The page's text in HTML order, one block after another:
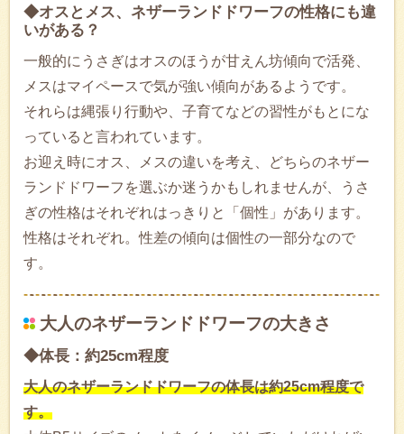
◆オスとメス、ネザーランドドワーフの性格にも違
いがある？
一般的にうさぎはオスのほうが甘えん坊傾向で活発、
メスはマイペースで気が強い傾向があるようです。
それらは縄張り行動や、子育てなどの習性がもとにな
っていると言われています。
お迎え時にオス、メスの違いを考え、どちらのネザー
ランドドワーフを選ぶか迷うかもしれませんが、うさ
ぎの性格はそれぞれはっきりと「個性」があります。
性格はそれぞれ。性差の傾向は個性の一部分なので
す。
大人のネザーランドドワーフの大きさ
◆体長：約25cm程度
大人のネザーランドドワーフの体長は約25cm程度で
す。